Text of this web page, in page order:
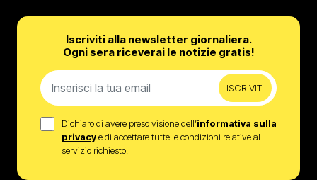
Iscriviti alla newsletter giornaliera.
Ogni sera riceverai le notizie gratis!
ISCRIVITI
Dichiaro di avere preso visione dell’informativa sulla
privacye di accettare tutte le condizioni relative al
servizio richiesto.